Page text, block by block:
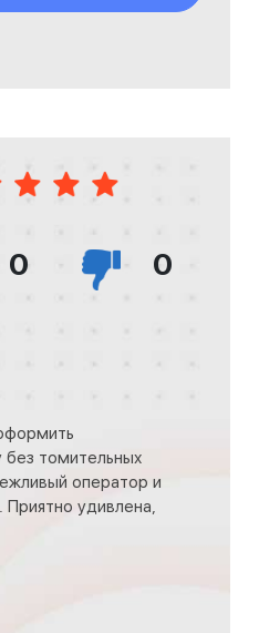
0 0
томительных
оператор и
Приятно удивлена,